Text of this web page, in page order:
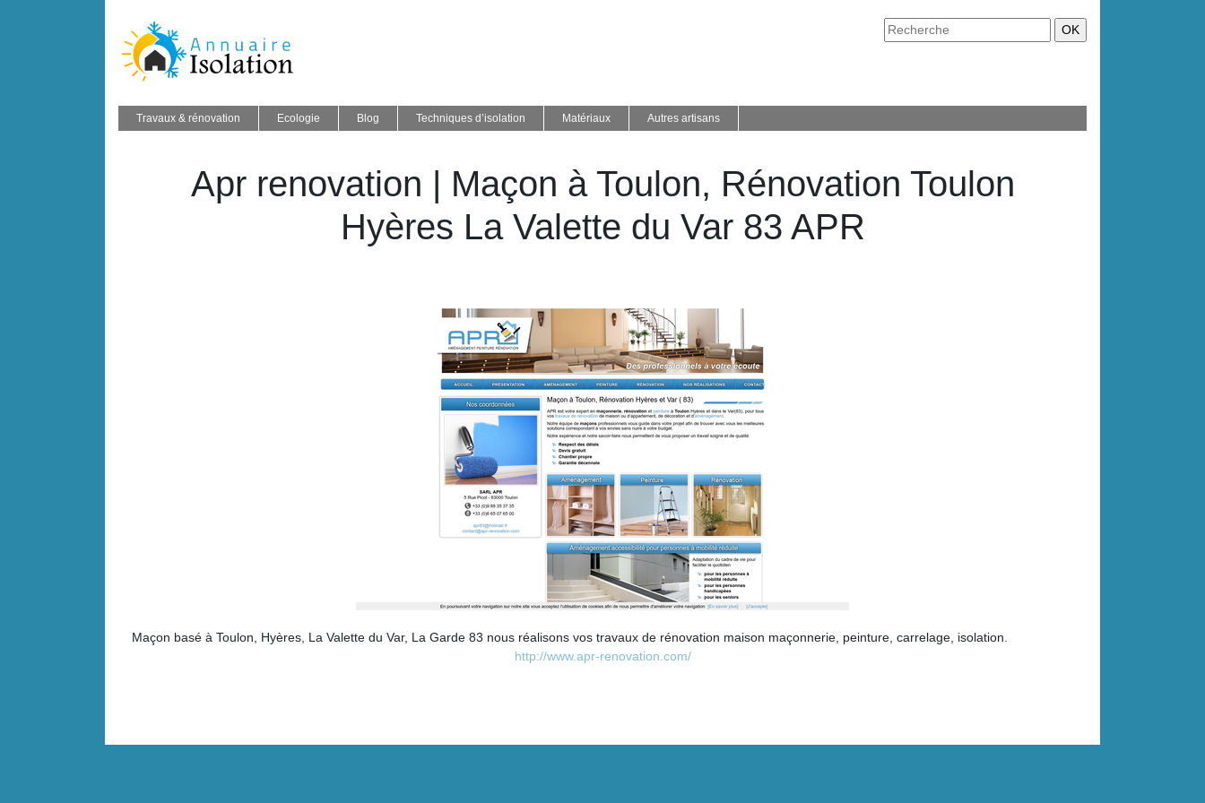
Travaux & rénovation Ecologie Blog Techniques d’isolation Matériaux Autres artisans
Apr renovation | Maçon à Toulon, Rénovation Toulon
Hyères La Valette du Var 83 APR
Maçon basé à Toulon, Hyères, La Valette du Var, La Garde 83 nous réalisons vos travaux de rénovation maison maçonnerie, peinture, carrelage, isolation.
http://www.apr-renovation.com/